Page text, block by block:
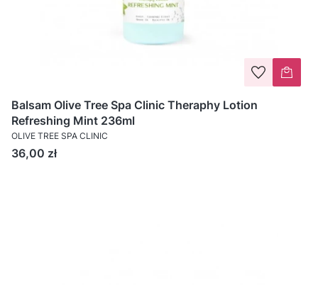
Balsam Olive Tree Spa Clinic Theraphy Lotion
Refreshing Mint 236ml
OLIVE TREE SPA CLINIC
Cena
36,00 zł